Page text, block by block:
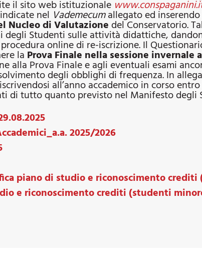
il sito web istituzionale
nel Vademecumallegato ed
Nucleo di Valutazionedel Conservatorio.
Studenti sulle attività didattiche,
online di re-iscrizione. Il
la Prova Finale nella sessione invernale
alla Prova Finale e agli eventuali esami
degli obblighi di frequenza. In
all’anno accademico in corso
di tutto quanto previsto nel Manifesto degli
2025/2026
piano di studio e riconoscimento
e riconoscimento crediti (studenti